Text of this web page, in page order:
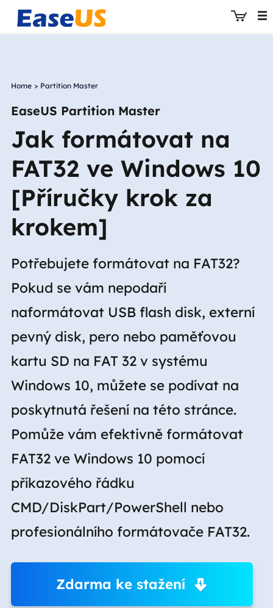
Home > Partition Master
EaseUS Partition Master
Jak formátovat na
FAT32 ve Windows 10
[Příručky krok za
krokem]
Potřebujete formátovat na FAT32?
Pokud se vám nepodaří
naformátovat USB flash disk, externí
pevný disk, pero nebo paměťovou
kartu SD na FAT 32 v systému
Windows 10, můžete se podívat na
poskytnutá řešení na této stránce.
Pomůže vám efektivně formátovat
FAT32 ve Windows 10 pomocí
příkazového řádku
CMD/DiskPart/PowerShell nebo
profesionálního formátovače FAT32.
Zdarma ke stažení